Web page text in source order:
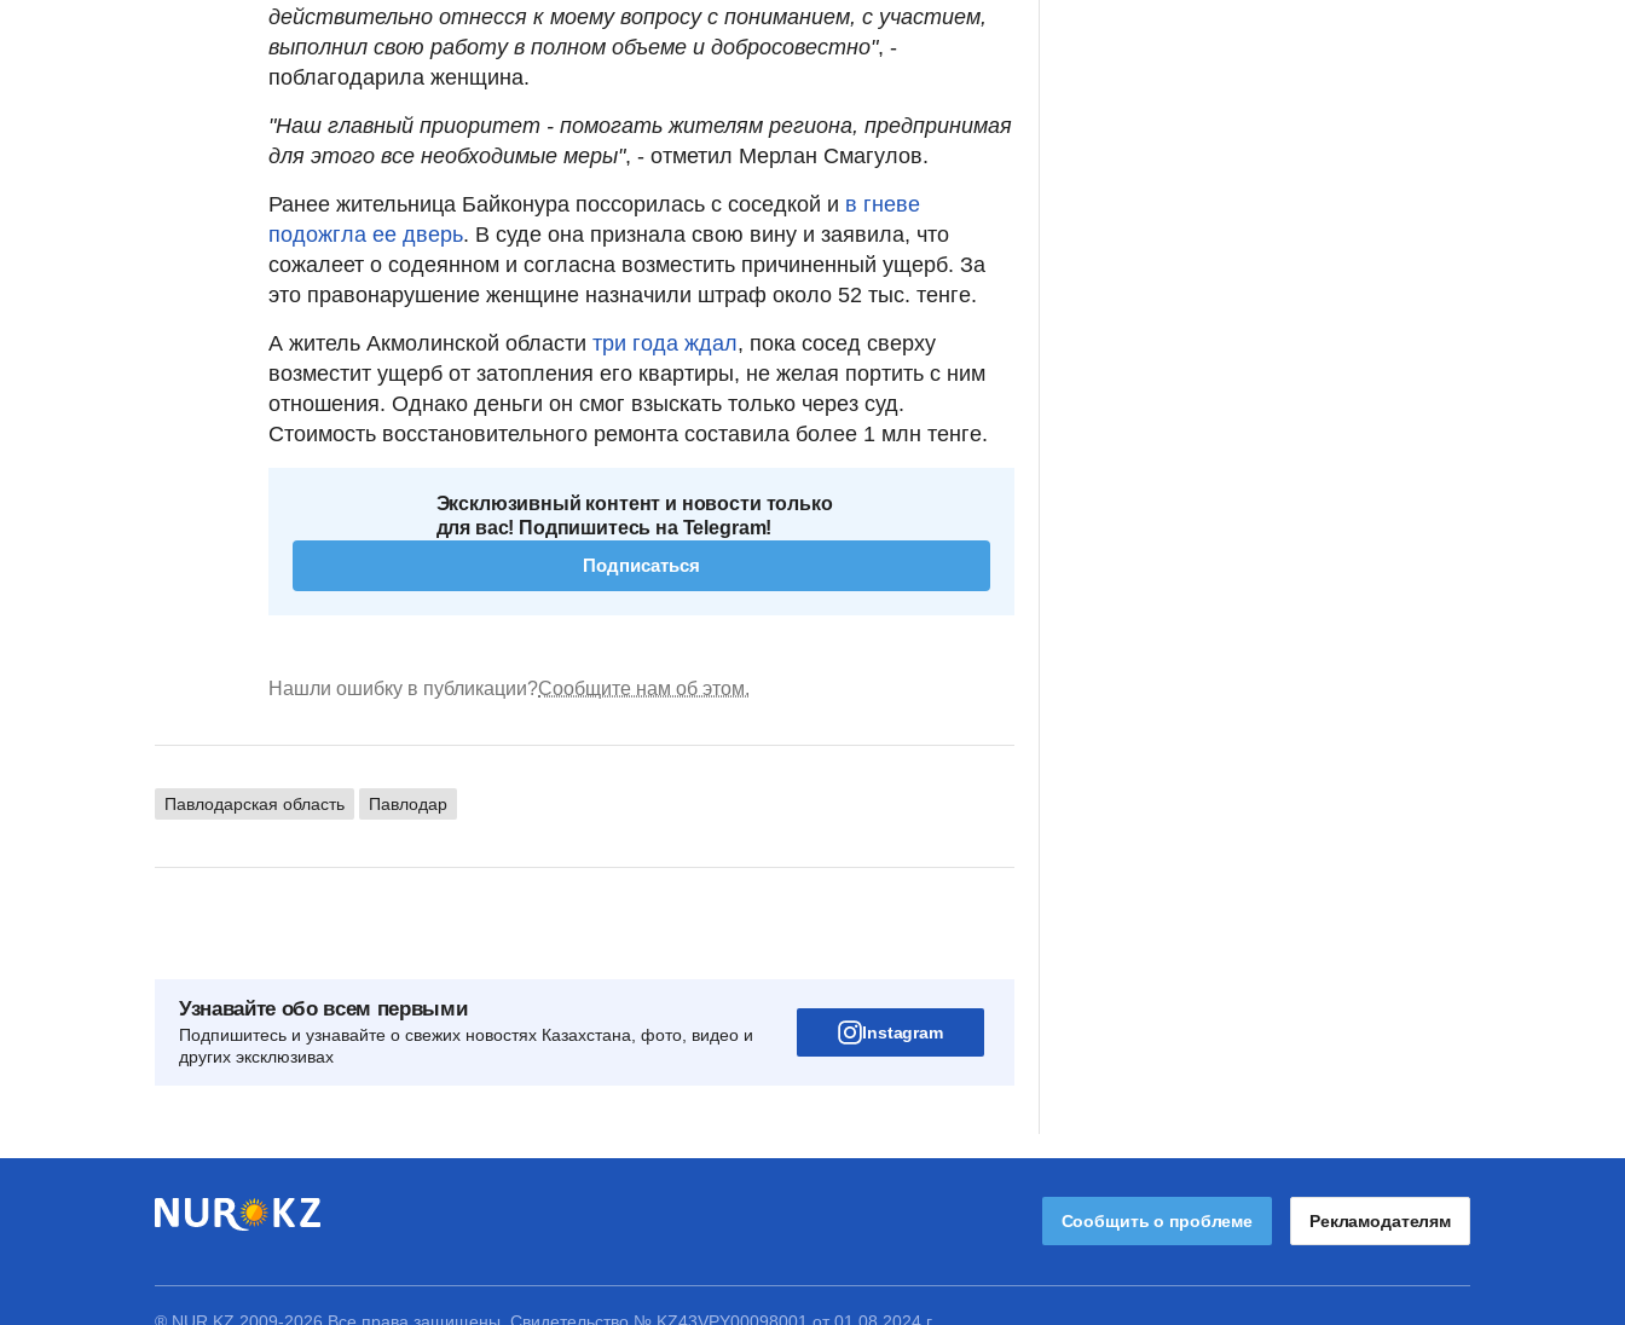
действительно отнесся к моему вопросу с пониманием, с участием,
выполнил свою работу в полном объеме и добросовестно", -
поблагодарила женщина.
"Наш главный приоритет - помогать жителям региона, предпринимая
для этого все необходимые меры", - отметил Мерлан Смагулов.
Ранее жительница Байконура поссорилась с соседкой и в гневе
подожгла ее дверь. В суде она признала свою вину и заявила, что
сожалеет о содеянном и согласна возместить причиненный ущерб. За
это правонарушение женщине назначили штраф около 52 тыс. тенге.
А житель Акмолинской области три года ждал, пока сосед сверху
возместит ущерб от затопления его квартиры, не желая портить с ним
отношения. Однако деньги он смог взыскать только через суд.
Стоимость восстановительного ремонта составила более 1 млн тенге.
Эксклюзивный контент и новости только
для вас! Подпишитесь на Telegram!
Подписаться
Нашли ошибку в публикации?Сообщите нам об этом.
Павлодарская область Павлодар
Узнавайте обо всем первыми
Подпишитесь и узнавайте о свежих новостях Казахстана, фото, видео и
других эксклюзивах
Instagram
Сообщить о проблеме Рекламодателям